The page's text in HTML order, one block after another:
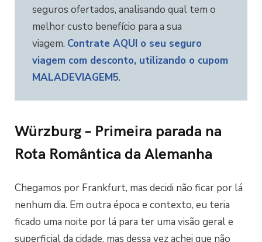
seguros ofertados, analisando qual tem o
melhor custo benefício para a sua
viagem. Contrate AQUI o seu seguro
viagem com desconto, utilizando o cupom
MALADEVIAGEM5.
Würzburg – Primeira parada na
Rota Romântica da Alemanha
Chegamos por Frankfurt, mas decidi não ficar por lá
nenhum dia. Em outra época e contexto, eu teria
ficado uma noite por lá para ter uma visão geral e
superficial da cidade, mas dessa vez achei que não